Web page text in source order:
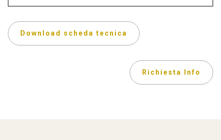
Download scheda tecnica
Richiesta Info